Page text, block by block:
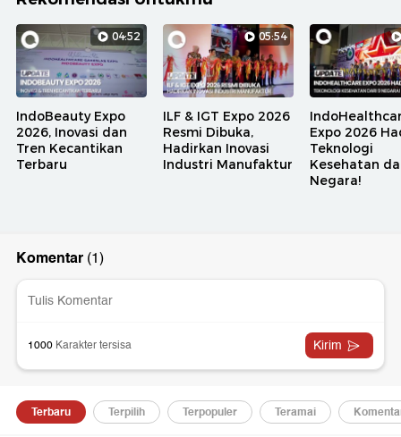
04:52
IndoBeauty Expo
2026, Inovasi dan
Tren Kecantikan
Terbaru
05:54
ILF & IGT Expo 2026
Resmi Dibuka,
Hadirkan Inovasi
Industri Manufaktur
Expo 2026
Teknologi
Kesehatan
Negara!